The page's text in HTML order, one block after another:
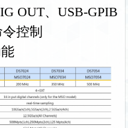
OUT、USB-GPIB
控制